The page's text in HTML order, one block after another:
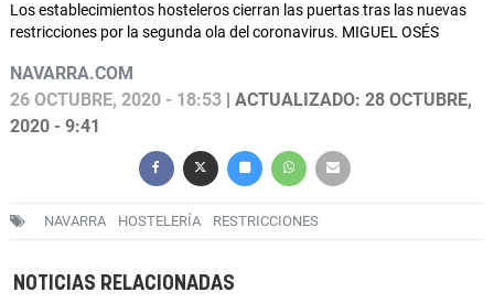
Los establecimientos hosteleros cierran las puertas tras las nuevas
restricciones por la segunda ola del coronavirus. MIGUEL OSÉS
NAVARRA.COM
26 OCTUBRE, 2020 - 18:53 | ACTUALIZADO: 28 OCTUBRE,
2020 - 9:41
NAVARRA HOSTELERÍA RESTRICCIONES
NOTICIAS RELACIONADAS